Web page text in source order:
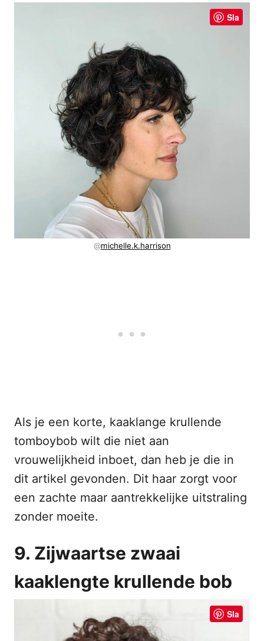
Sla
@michelle.k.harrison
Als je een korte, kaaklange krullende
tomboybob wilt die niet aan
vrouwelijkheid inboet, dan heb je die in
dit artikel gevonden. Dit haar zorgt voor
een zachte maar aantrekkelijke uitstraling
zonder moeite.
9. Zijwaartse zwaai
kaaklengte krullende bob
Sla